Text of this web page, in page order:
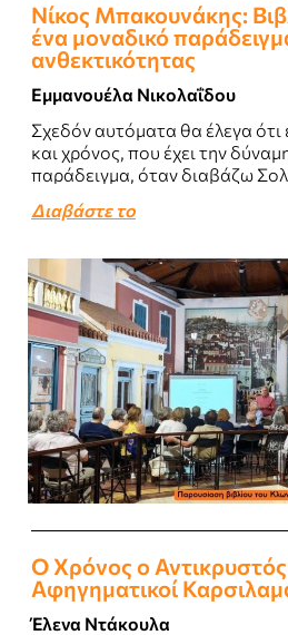
Νίκος Μπακουνάκης:
ένα μοναδικό
ανθεκτικότητας
Εμμανουέλα Νικολαΐδου
Σχεδόν αυτόματα θα έλεγα ότι
και χρόνος, που έχει την
παράδειγμα, όταν διαβάζω
Διαβάστε το
Ο Χρόνος ο Αντικρυστός
Αφηγηματικοί
Έλενα Ντάκουλα